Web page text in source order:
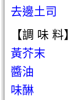
去邊土司
【調 味 料】
黃芥末
醬油
味醂